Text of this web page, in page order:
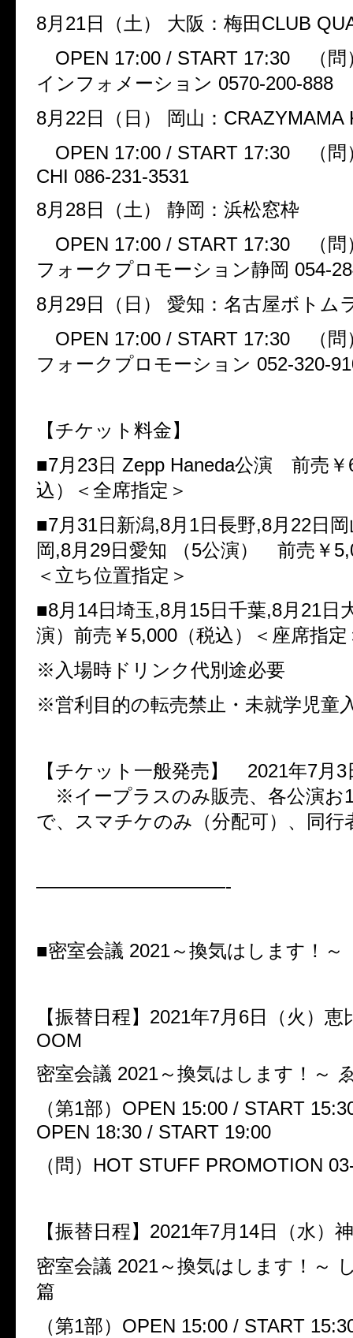
8月 21日（土） 大阪：梅田 CLUB
OPEN 17:00 / START 17:30 （問
インフォメーション 0570-200-888
8月 22日（日） 岡山： CRAZYMAMA
OPEN 17:00 / START 17:30 （問
CHI 086-231-3531
8月 28日（土）
静岡：浜松窓枠
OPEN 17:00 / START 17:30 （問
フォークプロモーション静岡 054-
8月 29日（日）
愛知：名古屋ボトム
OPEN 17:00 / START 17:30 （問
フォークプロモーション 052-320-
【チケット料金】
■7月 23日 Zepp Haneda公演 前売￥
込）＜全席指定＞
■7月 31日新潟,8月 1日長野,8月 22日
岡 ,8月 29日愛知 （5公演） 前売￥
＜立ち位置指定＞
■8月 14日埼玉,8月 15日千葉,8月 21日
演）前売￥ 5,000 （税込）＜座席指定
※入場時ドリンク代別途必要
※営利目的の転売禁止・未就学児童
【チケット一般発売】 2021年7月3
※イープラスのみ販売、各公演お
で、スマチケのみ（分配可）、同行
——————————-
■密室会議 2021～換気はします！～
【振替日程】 2021年7月 6日（火）恵
OOM
密室会議 2021～換気はします！～
（第1部） OPEN 15:00 / START
OPEN 18:30 / START 19:00
（問） HOT STUFF PROMOTION
【振替日程】 2021年7月 14日（水）
密室会議 2021～換気はします！～
篇
（第1部） OPEN 15:00 / START